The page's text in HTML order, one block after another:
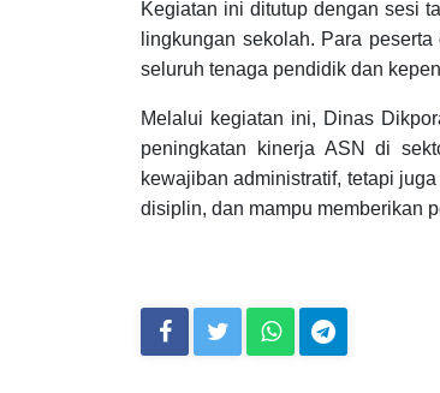
Kegiatan ini ditutup dengan sesi
lingkungan sekolah. Para
seluruh tenaga pendidik dan
Melalui kegiatan ini, Dinas
peningkatan kinerja ASN di
kewajiban administratif, tetapi
disiplin, dan mampu memberikan